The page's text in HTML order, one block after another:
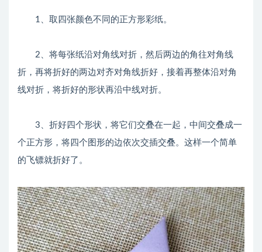
1、取四张颜色不同的正方形彩纸。
2、将每张纸沿对角线对折，然后两边的角往对角线
折，再将折好的两边对齐对角线折好，接着再整体沿对角
线对折，将折好的形状再沿中线对折。
3、折好四个形状，将它们交叠在一起，中间交叠成一
个正方形，将四个图形的边依次交插交叠。这样一个简单
的飞镖就折好了。